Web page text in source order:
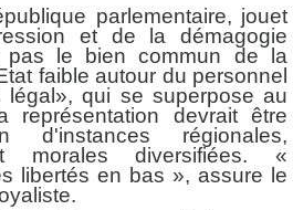
parlementaire, jouet
et de la démagogie
pas le bien commun de la
faible autour du personnel
qui se superpose au
représentation devrait être
régionales,
morales diversifiées. «
libertés en bas », assure le